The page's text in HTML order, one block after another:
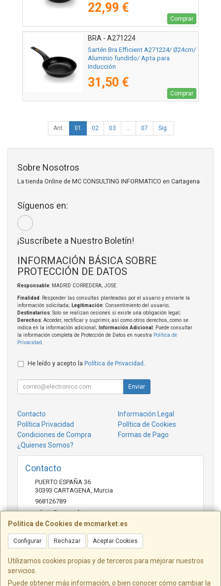
22,99 €
Comprar
BRA - A271224
Sartén Bra Efficient A271224/ Ø24cm/
Aluminio fundido/ Apta para
Inducción
31,50 €
Comprar
Ant. 01 02 03 ... 07 Sig.
Política de Cookies de mcmarket.es
Configurar Rechazar Aceptar Cookies
Utilizamos cookies propias y de terceros para mejorar nuestros
servicios.
Puede obtener más información, o bien conocer cómo cambiar la
Sobre Nosotros
La tienda Online de MC CONSULTING INFORMATICO en Cartagena
Síguenos en:
¡Suscríbete a Nuestro Boletín!
INFORMACIÓN BÁSICA SOBRE
PROTECCIÓN DE DATOS
Responsable: MADRID CORREDERA, JOSE
Finalidad: Responder las consultas planteadas por el usuario y enviarle la
información solicitada; Legitimación: Consentimiento del usuario;
Destinatarios: Solo se realizan cesiones si existe una obligación legal;
Derechos: Acceder, rectificar y suprimir, así como otros derechos, como se
indica en la información adicional;
Información Adicional : Puede consultar
la información completa de Protección de Datos en nuestra Política de
Privacidad.
He leído y acepto la Política de Privacidad .
Enviar
Contacto
Información Legal
Política Privacidad
Política de Cookies
Condiciones de Compra
Formas de Pago
¿Quienes Somos?
Contacto
PUERTO ESPAÑA 36
30393 CARTAGENA, Murcia
968126789
admin@mcmarket.es
Horario
09:00-14:00